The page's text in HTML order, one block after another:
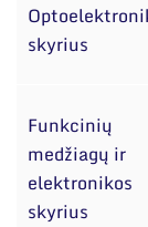
skyrius
Funkcinių
medžiagų ir
elektronikos
skyrius